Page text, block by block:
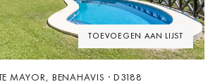
TOEVOEGEN AAN LIJST
MAYOR, BENAHAVIS · D3188